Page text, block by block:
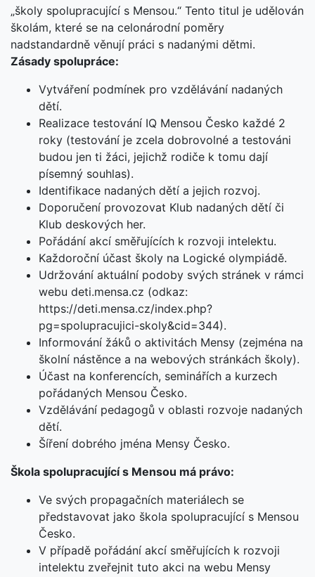
„školy spolupracující s Mensou.“ Tento titul je udělován
školám, které se na celonárodní poměry
nadstandardně věnují práci s nadanými dětmi.
Zásady spolupráce:
Vytváření podmínek pro vzdělávání nadaných
dětí.
Realizace testování IQ Mensou Česko každé 2
roky (testování je zcela dobrovolné a testováni
budou jen ti žáci, jejichž rodiče k tomu dají
písemný souhlas).
Identifikace nadaných dětí a jejich rozvoj.
Doporučení provozovat Klub nadaných dětí či
Klub deskových her.
Pořádání akcí směřujících k rozvoji intelektu.
Každoroční účast školy na Logické olympiádě.
Udržování aktuální podoby svých stránek v rámci
webu deti.mensa.cz (odkaz:
https://deti.mensa.cz/index.php?
pg=spolupracujici-skoly&cid=344).
Informování žáků o aktivitách Mensy (zejména na
školní nástěnce a na webových stránkách školy).
Účast na konferencích, seminářích a kurzech
pořádaných Mensou Česko.
Vzdělávání pedagogů v oblasti rozvoje nadaných
dětí.
Šíření dobrého jména Mensy Česko.
Škola spolupracující s Mensou má právo:
Ve svých propagačních materiálech se
představovat jako škola spolupracující s Mensou
Česko.
V případě pořádání akcí směřujících k rozvoji
intelektu zveřejnit tuto akci na webu Mensy